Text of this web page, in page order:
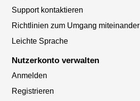
Support kontaktieren
Richtlinien zum Umgang miteinander
Leichte Sprache
Nutzerkonto verwalten
Anmelden
Registrieren